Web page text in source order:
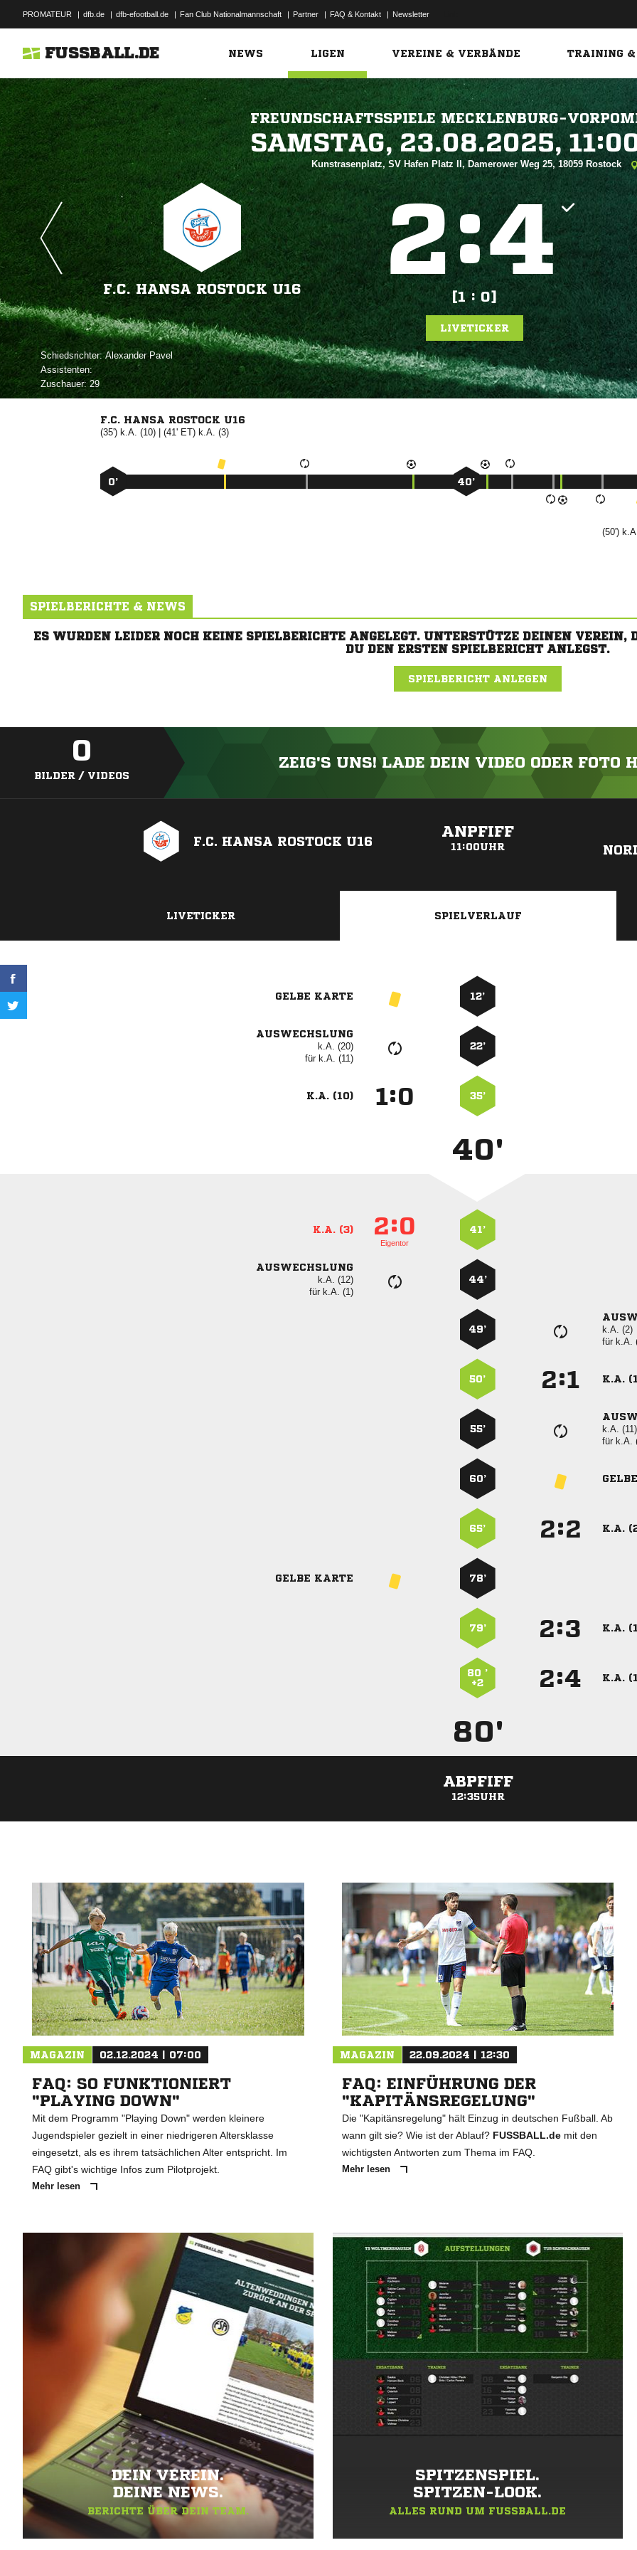
PROMATEUR | dfb.de | dfb-efootball.de | Fan Club Nationalmannschaft | Partner | FAQ & Kontakt | Newsletter
FUSSBALL.DE NEWS LIGEN VEREINE & VERBÄNDE TRAINING &
FREUNDSCHAFTSSPIELE MECKLENBURG-
 
Kunstrasenplatz, SV Hafen Platz II, Damerower Weg 25, 18059 Rostock
F.C. HANSA ROSTOCK U16
:
[1 : 0]
LIVETICKER
Schiedsrichter: 
Assistenten:
Zuschauer:29
F.C. HANSA ROSTOCK U16
(35') k.A. (10) | (41' ET) k.A. (3)
0’ 40’
(50')
SPIELBERICHTE & NEWS
ES WURDEN LEIDER NOCH KEINE SPIELBERICHTE ANGELEGT. UNTERSTÜTZE DEINEN
DU DEN ERSTEN SPIELBERICHT ANLEGST.
SPIELBERICHT ANLEGEN
0
BILDER / VIDEOS
ZEIG'S UNS! LADE DEIN VIDEO ODER FOTO
F.C. HANSA ROSTOCK U16
ANPFIFF
11:00UHR
LIVETICKER SPIELVERLAUF
GELBE KARTE 12’
AUSWECHSLUNG
k.A. (20)
für k.A. (11)
22’
K.A. (10) : 35’
40'
K.A. (3) :
Eigentor
41’
AUSWECHSLUNG
k.A. (12)
für k.A. (1)
44’
49’
k.A. (2)
für k.A.
50’ : K.A.
55’
k.A. (11)
für k.A.
60’
65’ : K.A.
GELBE KARTE 78’
79’ : K.A.
80 ’
+2
: K.A.
80'
ABPFIFF
12:35UHR
MAGAZIN 02.12.2024 | 07:00
FAQ: SO FUNKTIONIERT
"PLAYING DOWN"
Mit dem Programm "Playing Down" werden kleinere
Jugendspieler gezielt in einer niedrigeren Altersklasse
eingesetzt, als es ihrem tatsächlichen Alter entspricht. Im
FAQ gibt's wichtige Infos zum Pilotprojekt.
Mehr lesen
MAGAZIN 22.09.2024 | 12:30
FAQ: EINFÜHRUNG DER
"KAPITÄNSREGELUNG"
Die "Kapitänsregelung" hält Einzug in deutschen Fußball. Ab
wann gilt sie? Wie ist der Ablauf? FUSSBALL.demit den
wichtigsten Antworten zum Thema im FAQ.
Mehr lesen
DEIN VEREIN.
DEINE NEWS.
BERICHTE ÜBER DEIN TEAM.
SPITZENSPIEL.
SPITZEN-LOOK.
ALLES RUND UM FUSSBALL.DE